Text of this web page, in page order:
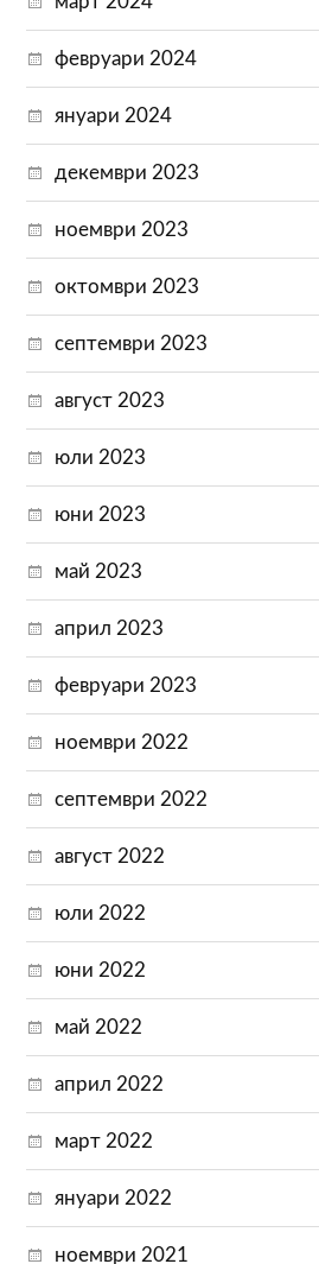
февруари 2024
януари 2024
декември 2023
ноември 2023
октомври 2023
септември 2023
август 2023
юли 2023
юни 2023
май 2023
април 2023
февруари 2023
ноември 2022
септември 2022
август 2022
юли 2022
юни 2022
май 2022
април 2022
март 2022
януари 2022
ноември 2021